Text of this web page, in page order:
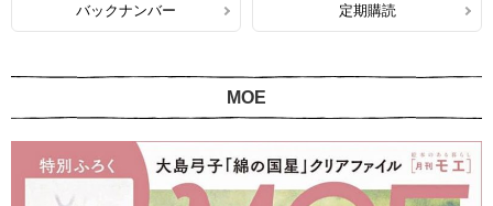
バックナンバー 定期購読
MOE